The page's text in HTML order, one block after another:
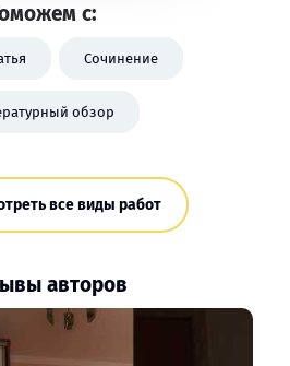
с:
Сочинение
обзор
все виды работ
авторов